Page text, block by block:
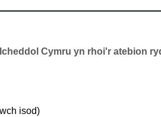
Cymru yn rhoi'r atebion
isod)